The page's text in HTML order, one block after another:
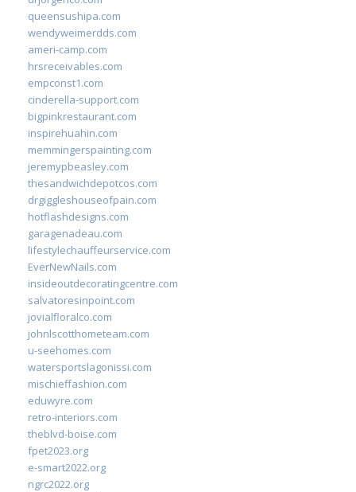
queensushipa.com
wendyweimerdds.com
ameri-camp.com
hrsreceivables.com
empconst1.com
cinderella-support.com
bigpinkrestaurant.com
inspirehuahin.com
memmingerspainting.com
jeremypbeasley.com
thesandwichdepotcos.com
drgiggleshouseofpain.com
hotflashdesigns.com
garagenadeau.com
lifestylechauffeurservice.com
EverNewNails.com
insideoutdecoratingcentre.com
salvatoresinpoint.com
jovialfloralco.com
johnlscotthometeam.com
u-seehomes.com
watersportslagonissi.com
mischieffashion.com
eduwyre.com
retro-interiors.com
theblvd-boise.com
fpet2023.org
e-smart2022.org
ngrc2022.org